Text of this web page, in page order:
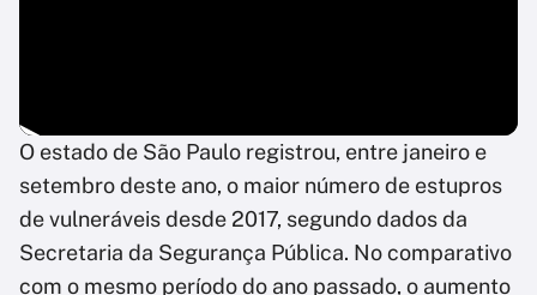
O estado de São Paulo registrou, entre janeiro e
setembro deste ano, o maior número de estupros
de vulneráveis desde 2017, segundo dados da
Secretaria da Segurança Pública. No comparativo
com o mesmo período do ano passado, o aumento